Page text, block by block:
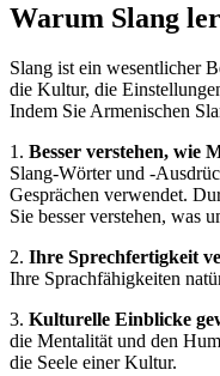
Warum Slang
Slang ist ein wesentlicher
die Kultur, die
Indem Sie Armenischen
1. Besser verstehen, wie
Slang-Wörter und -
Gesprächen verwendet.
Sie besser verstehen, was
2. Ihre Sprechfertigkeit
Ihre Sprachfähigkeiten
3. Kulturelle Einblicke
die Mentalität und den
die Seele einer Kultur.